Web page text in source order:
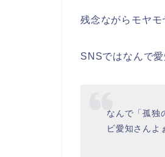
残念ながらモヤモ
SNSではなんで
なんで「孤独
ビ愛知さんよ